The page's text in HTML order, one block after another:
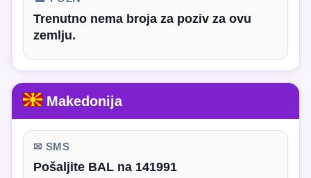
Trenutno nema broja za poziv za ovu
zemlju.
Makedonija
✉ SMS
Pošaljite BAL na 141991